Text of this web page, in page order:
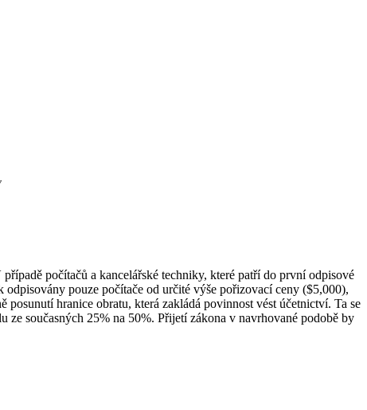
počítačů a kancelářské techniky, které patří do první odpisové
odpisovány pouze počítače od určité výše pořizovací ceny ($5,000),
hranice obratu, která zakládá povinnost vést účetnictví. Ta se
současných 25% na 50%. Přijetí zákona v navrhované podobě by